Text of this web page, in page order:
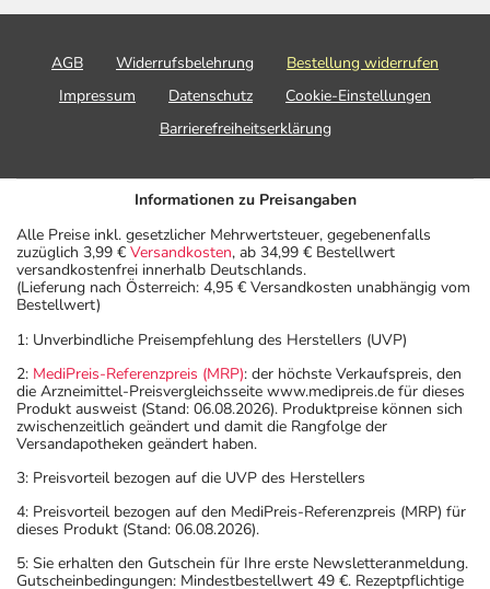
AGB Widerrufsbelehrung
Bestellung widerrufen
Impressum
Datenschutz
Cookie-Einstellungen
Barrierefreiheitserklärung
Informationen zu Preisangaben
Alle Preise inkl. gesetzlicher Mehrwertsteuer, gegebenenfalls
zuzüglich 3,99 € Versandkosten, ab 34,99 € Bestellwert
versandkostenfrei innerhalb Deutschlands.
(Lieferung nach Österreich: 4,95 € Versandkosten unabhängig vom
Bestellwert)
1: Unverbindliche Preisempfehlung des Herstellers (UVP)
2: MediPreis-Referenzpreis (MRP): der höchste Verkaufspreis, den
die Arzneimittel-Preisvergleichsseite www.medipreis.de für dieses
Produkt ausweist (Stand: 06.08.2026). Produktpreise können sich
zwischenzeitlich geändert und damit die Rangfolge der
Versandapotheken geändert haben.
3: Preisvorteil bezogen auf die UVP des Herstellers
4: Preisvorteil bezogen auf den MediPreis-Referenzpreis (MRP) für
dieses Produkt (Stand: 06.08.2026).
5: Sie erhalten den Gutschein für Ihre erste Newsletteranmeldung.
Gutscheinbedingungen: Mindestbestellwert 49 €. Rezeptpflichtige